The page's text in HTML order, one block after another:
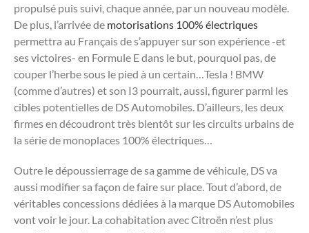
propulsé puis suivi, chaque année, par un nouveau modèle.
De plus, l’arrivée de motorisations 100% électriques
permettra au Français de s’appuyer sur son expérience -et
ses victoires- en Formule E dans le but, pourquoi pas, de
couper l’herbe sous le pied à un certain…Tesla ! BMW
(comme d’autres) et son I3 pourrait, aussi, figurer parmi les
cibles potentielles de DS Automobiles. D’ailleurs, les deux
firmes en découdront très bientôt sur les circuits urbains de
la série de monoplaces 100% électriques…
Outre le dépoussierrage de sa gamme de véhicule, DS va
aussi modifier sa façon de faire sur place. Tout d’abord, de
véritables concessions dédiées à la marque DS Automobiles
vont voir le jour. La cohabitation avec Citroën n’est plus